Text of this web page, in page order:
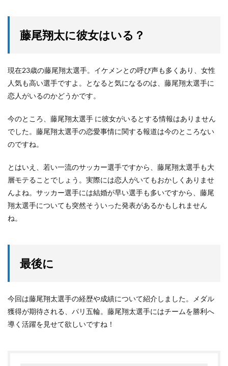
藤尾翔太に彼女はいる？
現在23歳の藤尾翔太選手。イケメンとの呼び声も多くあり、女性
人気も高い選手ですよ。となると気になるのは、藤尾翔太選手に
恋人がいるのかどうかです。
今のところ、藤尾翔太選手 に彼女がいるとする情報はありません
でした。藤尾翔太選手の恋愛事情に関する報道は今のところない
のですね。
とはいえ、若い一流のサッカー選手ですから、藤尾翔太選手も大
層モテることでしょう。実際には恋人がいてもおかしくありませ
んよね。サッカー選手には結婚が早い選手も多いですから、藤尾
翔太選手についても突然そういった発表があるかもしれません
ね。
最後に
今回は藤尾翔太選手の経歴や成績について紹介しました。メダル
獲得が期待される、パリ五輪。藤尾翔太選手にはチームを勝利へ
導く活躍を見せて欲しいですね！